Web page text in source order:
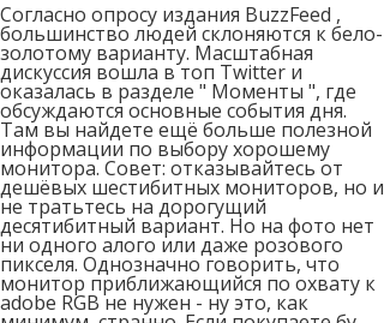
Согласно опросу издания BuzzFeed ,
большинство людей склоняются к бело-
золотому варианту. Масштабная
дискуссия вошла в топ Twitter и
оказалась в разделе " Моменты ", где
обсуждаются основные события дня.
Там вы найдете ещё больше полезной
информации по выбору хорошему
монитора. Совет: отказывайтесь от
дешёвых шестибитных мониторов, но и
не тратьтесь на дорогущий
десятибитный вариант. Но на фото нет
ни одного алого или даже розового
пикселя. Однозначно говорить, что
монитор приближающийся по охвату к
adobe RGB не нужен - ну это, как